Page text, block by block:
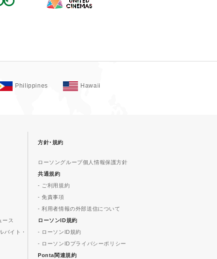
Philippines Hawaii
ース
バイト・
方針･規約
ローソングループ個人情報保護方針
共通規約
- ご利用規約
- 免責事項
- 利用者情報の外部送信について
ローソンID規約
- ローソンID規約
- ローソンIDプライバシーポリシー
Ponta関連規約